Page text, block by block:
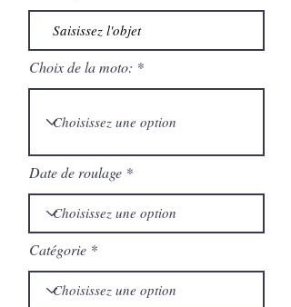
Choix de la moto:
Date de roulage
Catégorie